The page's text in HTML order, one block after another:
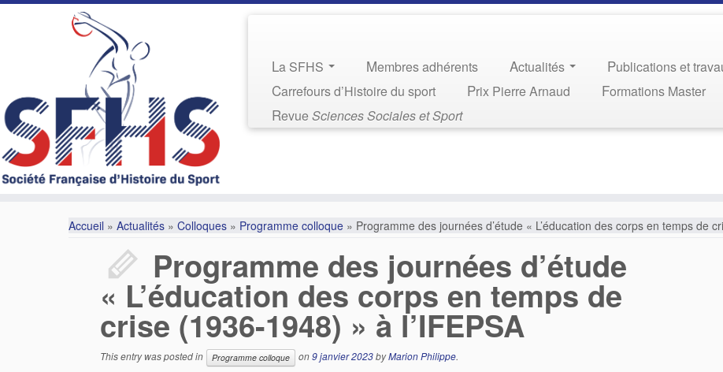
La SFHS Membres adhérents Actualités
Publications et
Carrefours d’Histoire du sport
Prix Pierre Arnaud
Formations Master
RevueSciences Sociales et Sport
Accueil » Actualités » Colloques » Programme colloque » Programme des journées d’étude « L’éducation des corps en temps de
Programme des journées d’étude
« L’éducation des corps en temps de
crise (1936-1948) » à l’IFEPSA
This entry was posted in Programme colloque on9 janvier 2023byMarion Philippe.